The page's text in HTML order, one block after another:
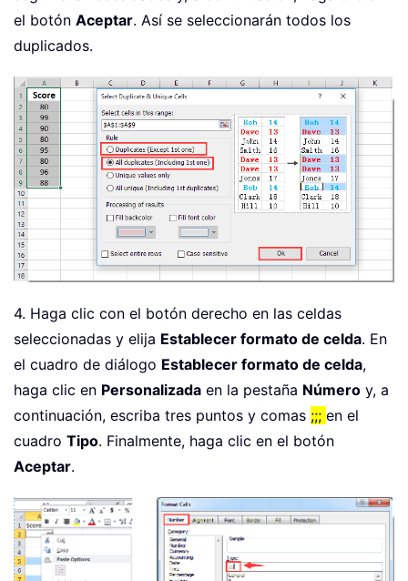
el botón Aceptar. Así se seleccionarán todos los
duplicados.
4. Haga clic con el botón derecho en las celdas
seleccionadas y elija Establecer formato de celda. En
el cuadro de diálogo Establecer formato de celda,
haga clic en Personalizada en la pestaña Número y, a
continuación, escriba tres puntos y comas ;;; en el
cuadro Tipo. Finalmente, haga clic en el botón
Aceptar.